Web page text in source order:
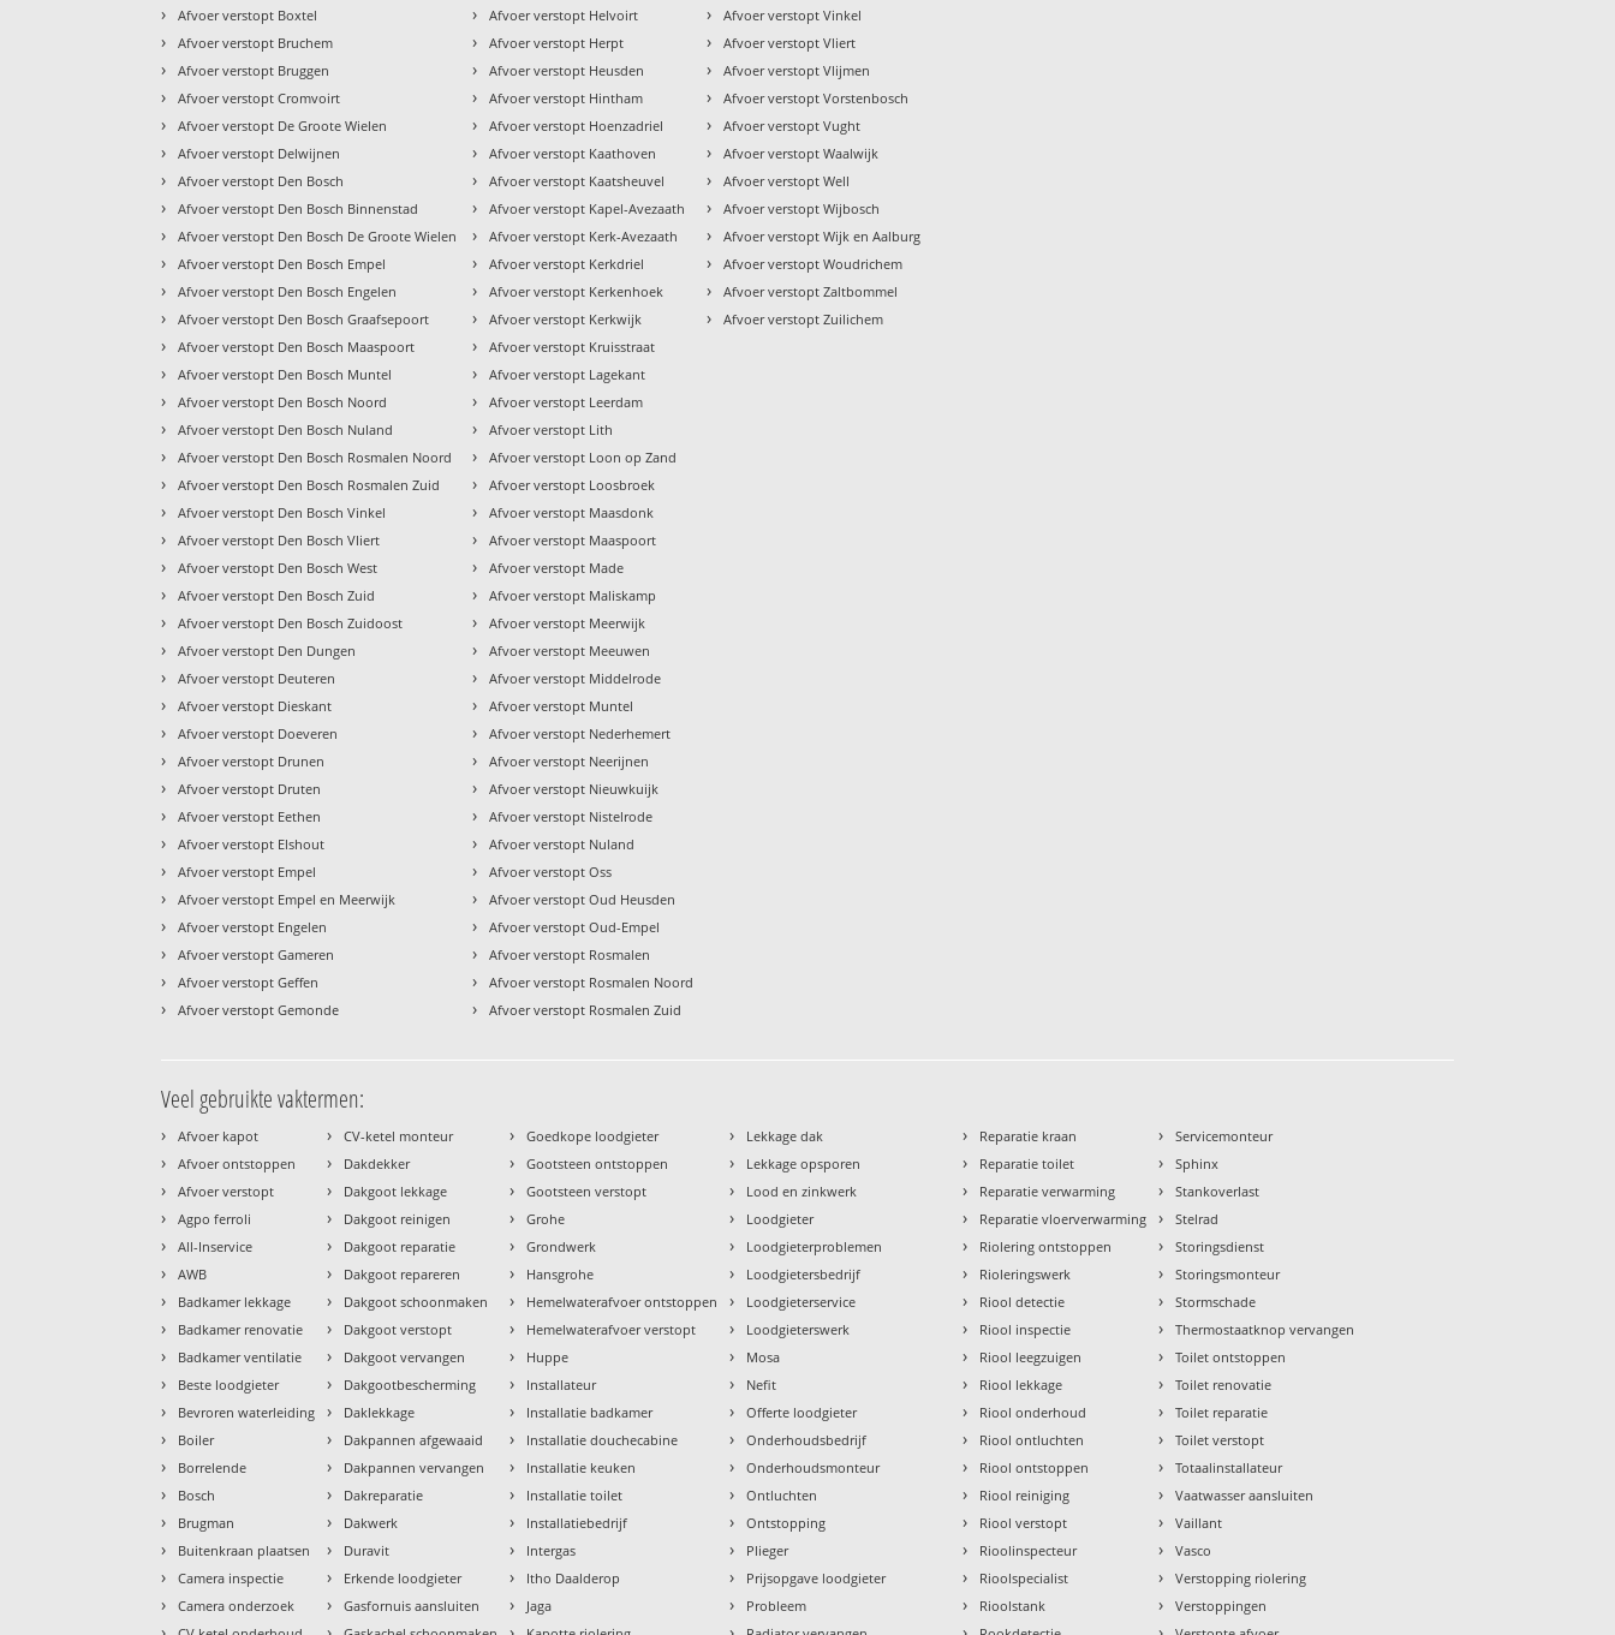
› Afvoer verstopt Boxtel
› Afvoer verstopt Bruchem
› Afvoer verstopt Bruggen
› Afvoer verstopt Cromvoirt
› Afvoer verstopt De Groote Wielen
› Afvoer verstopt Delwijnen
› Afvoer verstopt Den Bosch
› Afvoer verstopt Den Bosch Binnenstad
› Afvoer verstopt Den Bosch De Groote Wielen
› Afvoer verstopt Den Bosch Empel
› Afvoer verstopt Den Bosch Engelen
› Afvoer verstopt Den Bosch Graafsepoort
› Afvoer verstopt Den Bosch Maaspoort
› Afvoer verstopt Den Bosch Muntel
› Afvoer verstopt Den Bosch Noord
› Afvoer verstopt Den Bosch Nuland
› Afvoer verstopt Den Bosch Rosmalen Noord
› Afvoer verstopt Den Bosch Rosmalen Zuid
› Afvoer verstopt Den Bosch Vinkel
› Afvoer verstopt Den Bosch Vliert
› Afvoer verstopt Den Bosch West
› Afvoer verstopt Den Bosch Zuid
› Afvoer verstopt Den Bosch Zuidoost
› Afvoer verstopt Den Dungen
› Afvoer verstopt Deuteren
› Afvoer verstopt Dieskant
› Afvoer verstopt Doeveren
› Afvoer verstopt Drunen
› Afvoer verstopt Druten
› Afvoer verstopt Eethen
› Afvoer verstopt Elshout
› Afvoer verstopt Empel
› Afvoer verstopt Empel en Meerwijk
› Afvoer verstopt Engelen
› Afvoer verstopt Gameren
› Afvoer verstopt Geffen
› Afvoer verstopt Gemonde
› Afvoer verstopt Helvoirt
› Afvoer verstopt Herpt
› Afvoer verstopt Heusden
› Afvoer verstopt Hintham
› Afvoer verstopt Hoenzadriel
› Afvoer verstopt Kaathoven
› Afvoer verstopt Kaatsheuvel
› Afvoer verstopt Kapel-Avezaath
› Afvoer verstopt Kerk-Avezaath
› Afvoer verstopt Kerkdriel
› Afvoer verstopt Kerkenhoek
› Afvoer verstopt Kerkwijk
› Afvoer verstopt Kruisstraat
› Afvoer verstopt Lagekant
› Afvoer verstopt Leerdam
› Afvoer verstopt Lith
› Afvoer verstopt Loon op Zand
› Afvoer verstopt Loosbroek
› Afvoer verstopt Maasdonk
› Afvoer verstopt Maaspoort
› Afvoer verstopt Made
› Afvoer verstopt Maliskamp
› Afvoer verstopt Meerwijk
› Afvoer verstopt Meeuwen
› Afvoer verstopt Middelrode
› Afvoer verstopt Muntel
› Afvoer verstopt Nederhemert
› Afvoer verstopt Neerijnen
› Afvoer verstopt Nieuwkuijk
› Afvoer verstopt Nistelrode
› Afvoer verstopt Nuland
› Afvoer verstopt Oss
› Afvoer verstopt Oud Heusden
› Afvoer verstopt Oud-Empel
› Afvoer verstopt Rosmalen
› Afvoer verstopt Rosmalen Noord
› Afvoer verstopt Rosmalen Zuid
› Afvoer verstopt Vinkel
› Afvoer verstopt Vliert
› Afvoer verstopt Vlijmen
› Afvoer verstopt Vorstenbosch
› Afvoer verstopt Vught
› Afvoer verstopt Waalwijk
› Afvoer verstopt Well
› Afvoer verstopt Wijbosch
› Afvoer verstopt Wijk en Aalburg
› Afvoer verstopt Woudrichem
› Afvoer verstopt Zaltbommel
› Afvoer verstopt Zuilichem
Veel gebruikte vaktermen:
› Afvoer kapot
› Afvoer ontstoppen
› Afvoer verstopt
› Agpo ferroli
› All-Inservice
› AWB
› Badkamer lekkage
› Badkamer renovatie
› Badkamer ventilatie
› Beste loodgieter
› Bevroren waterleiding
› Boiler
› Borrelende
› Bosch
› Brugman
› Buitenkraan plaatsen
› Camera inspectie
› Camera onderzoek
› CV-ketel monteur
› Dakdekker
› Dakgoot lekkage
› Dakgoot reinigen
› Dakgoot reparatie
› Dakgoot repareren
› Dakgoot schoonmaken
› Dakgoot verstopt
› Dakgoot vervangen
› Dakgootbescherming
› Daklekkage
› Dakpannen afgewaaid
› Dakpannen vervangen
› Dakreparatie
› Dakwerk
› Duravit
› Erkende loodgieter
› Gasfornuis aansluiten
› Goedkope loodgieter
› Gootsteen ontstoppen
› Gootsteen verstopt
› Grohe
› Grondwerk
› Hansgrohe
› Hemelwaterafvoer ontstoppen
› Hemelwaterafvoer verstopt
› Huppe
› Installateur
› Installatie badkamer
› Installatie douchecabine
› Installatie keuken
› Installatie toilet
› Installatiebedrijf
› Intergas
› Itho Daalderop
› Jaga
› Lekkage dak
› Lekkage opsporen
› Lood en zinkwerk
› Loodgieter
› Loodgieterproblemen
› Loodgietersbedrijf
› Loodgieterservice
› Loodgieterswerk
› Mosa
› Nefit
› Offerte loodgieter
› Onderhoudsbedrijf
› Onderhoudsmonteur
› Ontluchten
› Ontstopping
› Plieger
› Prijsopgave loodgieter
› Probleem
› Reparatie kraan
› Reparatie toilet
› Reparatie verwarming
› Reparatie vloerverwarming
› Riolering ontstoppen
› Rioleringswerk
› Riool detectie
› Riool inspectie
› Riool leegzuigen
› Riool lekkage
› Riool onderhoud
› Riool ontluchten
› Riool ontstoppen
› Riool reiniging
› Riool verstopt
› Rioolinspecteur
› Rioolspecialist
› Rioolstank
› Servicemonteur
› Sphinx
› Stankoverlast
› Stelrad
› Storingsdienst
› Storingsmonteur
› Stormschade
› Thermostaatknop vervangen
› Toilet ontstoppen
› Toilet renovatie
› Toilet reparatie
› Toilet verstopt
› Totaalinstallateur
› Vaatwasser aansluiten
› Vaillant
› Vasco
› Verstopping riolering
› Verstoppingen